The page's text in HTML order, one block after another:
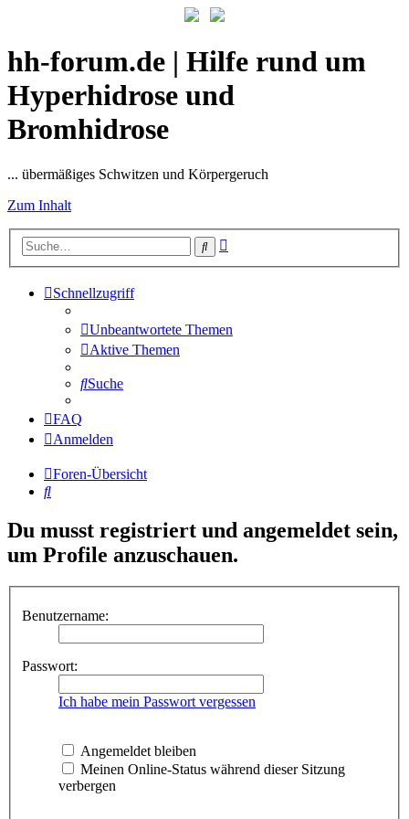
hh-forum.de | Hilfe rund um
Hyperhidrose und
Bromhidrose
... übermäßiges Schwitzen und Körpergeruch
Zum Inhalt
Suche
Schnellzugriff
Unbeantwortete Themen
Aktive Themen
Suche
FAQ
Anmelden
Foren-Übersicht
Suche
Du musst registriert und angemeldet sein,
um Profile anzuschauen.
Benutzername:
Passwort:
Ich habe mein Passwort vergessen
Angemeldet bleiben
Meinen Online-Status während dieser Sitzung
verbergen